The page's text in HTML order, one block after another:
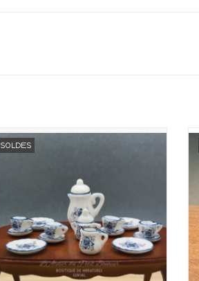
SOLDES
Miniature pour maison de poupée